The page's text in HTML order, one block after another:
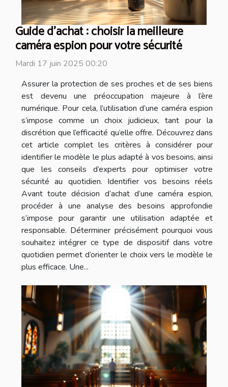
Guide d'achat : choisir la meilleure
caméra espion pour votre sécurité
Mardi 17 juin 2025 00:20
Assurer la protection de ses proches et de ses biens
est devenu une préoccupation majeure à l’ère
numérique. Pour cela, l’utilisation d’une caméra espion
s’impose comme un choix judicieux, tant pour la
discrétion que l’efficacité qu’elle offre. Découvrez dans
cet article complet les critères à considérer pour
identifier le modèle le plus adapté à vos besoins, ainsi
que les conseils d’experts pour optimiser votre
sécurité au quotidien. Identifier vos besoins réels
Avant toute décision d’achat d’une caméra espion,
procéder à une analyse des besoins approfondie
s’impose pour garantir une utilisation adaptée et
responsable. Déterminer précisément pourquoi vous
souhaitez intégrer ce type de dispositif dans votre
quotidien permet d’orienter le choix vers le modèle le
plus efficace. Une...